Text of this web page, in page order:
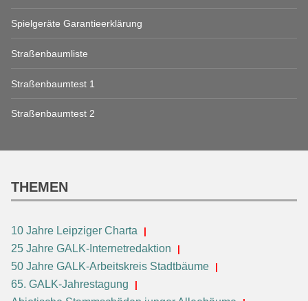
Spielgeräte Garantieerklärung
Straßenbaumliste
Straßenbaumtest 1
Straßenbaumtest 2
THEMEN
10 Jahre Leipziger Charta
25 Jahre GALK-Internetredaktion
50 Jahre GALK-Arbeitskreis Stadtbäume
65. GALK-Jahrestagung